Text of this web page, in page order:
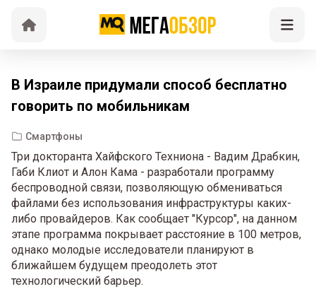
В Израиле придумали способ бесплатно
говорить по мобильникам
Смартфоны
Три докторанта Хайфского Техниона - Вадим Драбкин,
Габи Клиот и Алон Кама - разработали программу
беспроводной связи, позволяющую обмениваться
файлами без использования инфраструктуры каких-
либо провайдеров. Как сообщает "Курсор", на данном
этапе программа покрывает расстояние в 100 метров,
однако молодые исследователи планируют в
ближайшем будущем преодолеть этот
технологический барьер.